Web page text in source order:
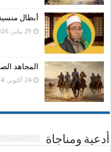
أبطال
29 يناير، 2026
المجاهد
24 أكتوبر، 2024
أدعية ومناجاة